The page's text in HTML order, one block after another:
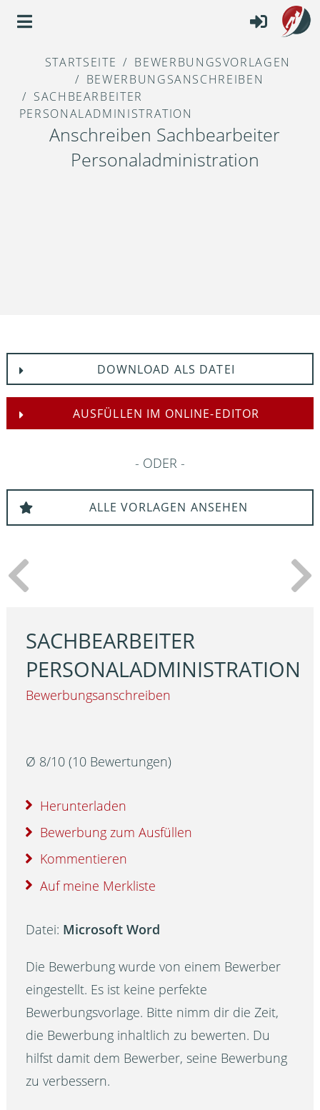
STARTSEITE
BEWERBUNGSVORLAGEN
BEWERBUNGSANSCHREIBEN
SACHBEARBEITER
PERSONALADMINISTRATION
Anschreiben Sachbearbeiter
Personaladministration
DOWNLOAD ALS DATEI
AUSFÜLLEN IM ONLINE-EDITOR
ODER
ALLE VORLAGEN ANSEHEN
SACHBEARBEITER
PERSONALADMINISTRATION
Bewerbungsanschreiben
Ø 8/10 (10 Bewertungen)
Herunterladen
Bewerbung zum Ausfüllen
Kommentieren
Auf meine Merkliste
Datei: Microsoft Word
Die Bewerbung wurde von einem Bewerber
eingestellt. Es ist keine perfekte
Bewerbungsvorlage. Bitte nimm dir die Zeit,
die Bewerbung inhaltlich zu bewerten. Du
hilfst damit dem Bewerber, seine Bewerbung
zu verbessern.